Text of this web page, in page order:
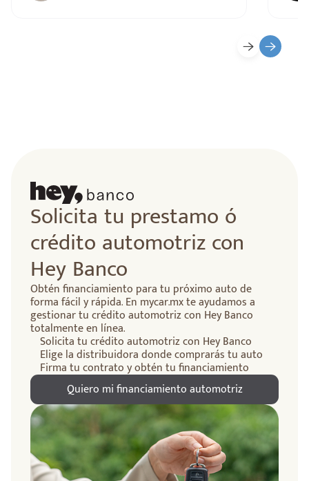
Solicita tu prestamo ó
crédito automotriz con
Hey Banco
Obtén financiamiento para tu próximo auto de
forma fácil y rápida. En mycar.mx te ayudamos a
gestionar tu crédito automotriz con Hey Banco
totalmente en línea.
Solicita tu crédito automotriz con Hey Banco
Elige la distribuidora donde comprarás tu auto
Firma tu contrato y obtén tu financiamiento
Quiero mi financiamiento automotriz